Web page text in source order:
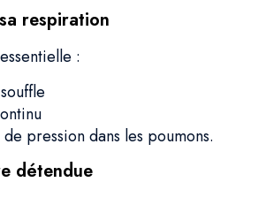
respiration
:
pression dans les poumons.
détendue